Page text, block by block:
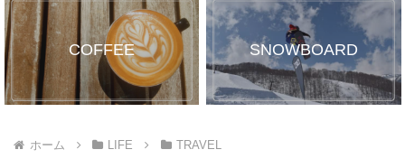
COFFEE SNOWBOARD
ホーム LIFE TRAVEL